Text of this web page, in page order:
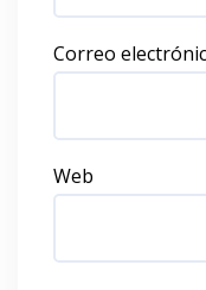
Correo
Web